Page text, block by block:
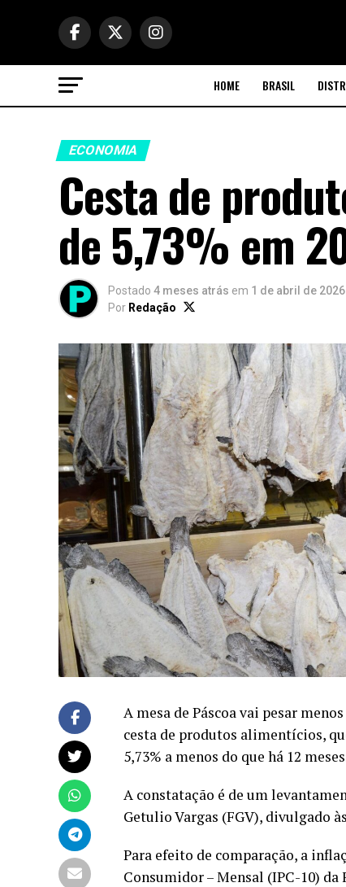
HOME BRASIL
ECONOMIA
Cesta de
de 5,73% em
Postado 4 meses atrás em 1 de abril de 2026
Por Redação
A mesa de Páscoa vai pesar
cesta de produtos alimentícios,
5,73% a menos do que há 12
A constatação é de um
Getulio Vargas (FGV), divulgado
Para efeito de comparação, a
Consumidor – Mensal (IPC-10)